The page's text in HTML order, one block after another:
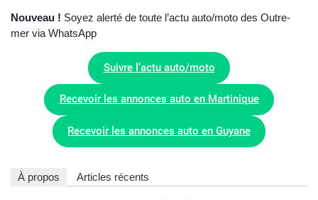
Nouveau ! Soyez alerté de toute l’actu auto/moto des Outre-
mer via WhatsApp
Suivre l’actu auto/moto
Recevoir les annonces auto en Martinique
Recevoir les annonces auto en Guyane
À propos Articles récents